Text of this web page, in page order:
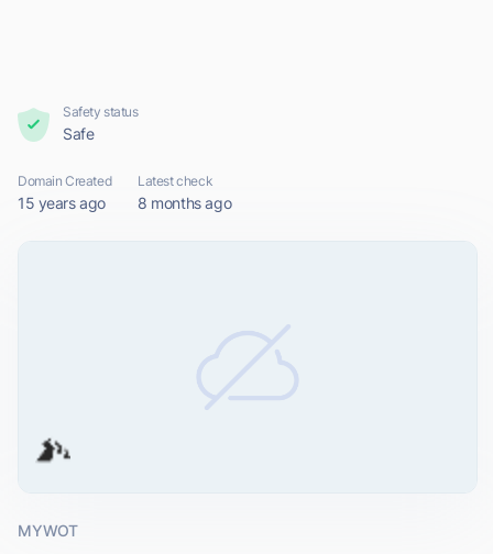
Safety status
Safe
Domain Created
15 years ago
Latest check
8 months ago
MYWOT